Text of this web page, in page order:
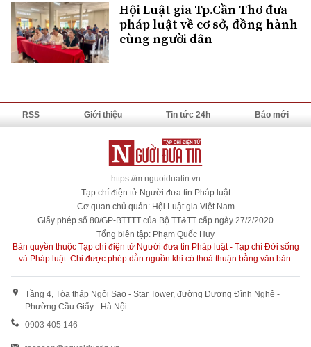
Hội Luật gia Tp.Cần Thơ đưa
pháp luật về cơ sở, đồng hành
cùng người dân
RSS Giới thiệu Tin tức 24h Báo mới
https://m.nguoiduatin.vn
Tạp chí điện tử Người đưa tin Pháp luật
Cơ quan chủ quản: Hội Luật gia Việt Nam
Giấy phép số 80/GP-BTTTT của Bộ TT&TT cấp ngày 27/2/2020
Tổng biên tập: Phạm Quốc Huy
Bản quyền thuộc Tạp chí điện tử Người đưa tin Pháp luật - Tạp chí Đời sống
và Pháp luật. Chỉ được phép dẫn nguồn khi có thoả thuận bằng văn bản.
Tầng 4, Tòa tháp Ngôi Sao - Star Tower, đường Dương Đình Nghệ -
Phường Cầu Giấy - Hà Nội
0903 405 146